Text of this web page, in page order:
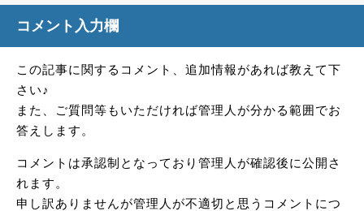
コメント入力欄
この記事に関するコメント、追加情報があれば教えて下
さい♪
また、ご質問等もいただければ管理人が分かる範囲でお
答えします。
コメントは承認制となっており管理人が確認後に公開さ
れます。
申し訳ありませんが管理人が不適切と思うコメントにつ